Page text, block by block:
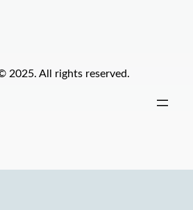
2025. All rights reserved.